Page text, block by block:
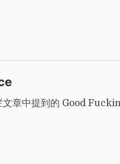
文章中提到的 Good